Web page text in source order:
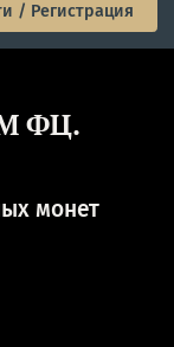
/ Регистрация
ФЦ.
монет